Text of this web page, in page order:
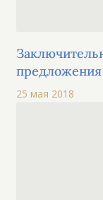
предложения
ценных
25 мая 2018